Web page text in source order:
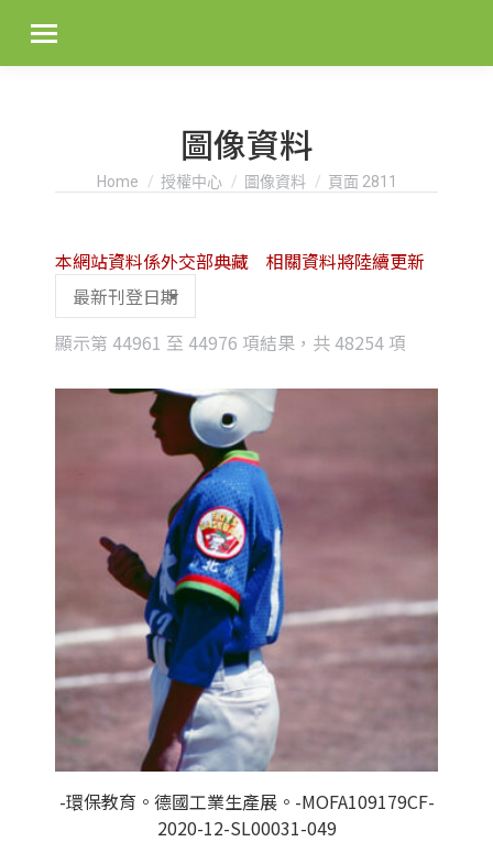
圖像資料
You are here:
Home 授權中心 圖像資料 頁面 2811
顯示第 44961 至 44976 項結果，共 48254 項
latest
本網站資料係外交部典藏 相關資料將陸續更新
-環保教育。德國工業生產展。-MOFA109179CF-
2020-12-SL00031-049